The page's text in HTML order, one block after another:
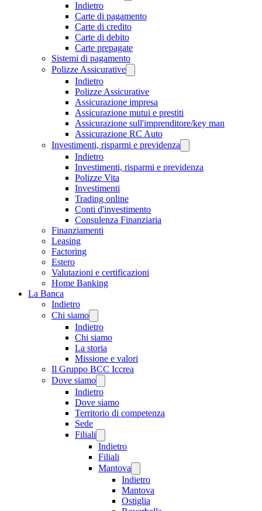
Indietro
Carte di pagamento
Carte di credito
Carte di debito
Carte prepagate
Sistemi di pagamento
Polizze Assicurative
Indietro
Polizze Assicurative
Assicurazione impresa
Assicurazione mutui e prestiti
Assicurazione sull'imprenditore/key man
Assicurazione RC Auto
Investimenti, risparmi e previdenza
Indietro
Investimenti, risparmi e previdenza
Polizze Vita
Investimenti
Trading online
Conti d'investimento
Consulenza Finanziaria
Finanziamenti
Leasing
Factoring
Estero
Valutazioni e certificazioni
Home Banking
La Banca
Indietro
Chi siamo
Indietro
Chi siamo
La storia
Missione e valori
Il Gruppo BCC Iccrea
Dove siamo
Indietro
Dove siamo
Territorio di competenza
Sede
Filiali
Indietro
Filiali
Mantova
Indietro
Mantova
Ostiglia